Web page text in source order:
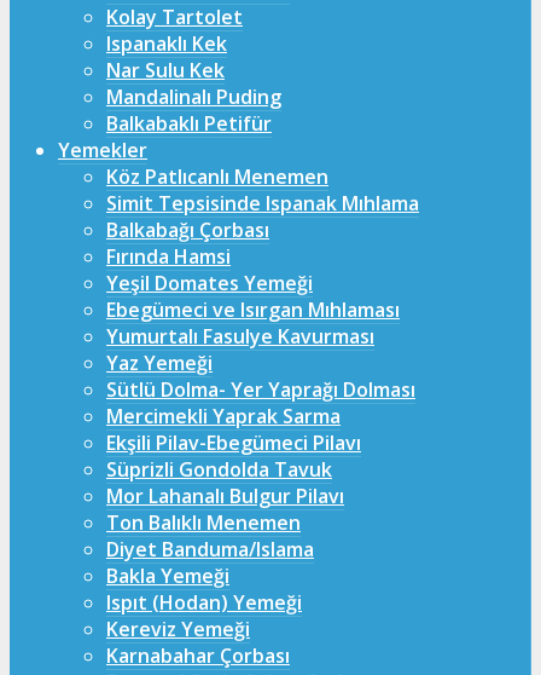
Kolay Tartolet
Ispanaklı Kek
Nar Sulu Kek
Mandalinalı Puding
Balkabaklı Petifür
Yemekler
Köz Patlıcanlı Menemen
Simit Tepsisinde Ispanak Mıhlama
Balkabağı Çorbası
Fırında Hamsi
Yeşil Domates Yemeği
Ebegümeci ve Isırgan Mıhlaması
Yumurtalı Fasulye Kavurması
Yaz Yemeği
Sütlü Dolma- Yer Yaprağı Dolması
Mercimekli Yaprak Sarma
Ekşili Pilav-Ebegümeci Pilavı
Süprizli Gondolda Tavuk
Mor Lahanalı Bulgur Pilavı
Ton Balıklı Menemen
Diyet Banduma/Islama
Bakla Yemeği
Ispıt (Hodan) Yemeği
Kereviz Yemeği
Karnabahar Çorbası